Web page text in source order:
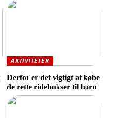
AKTIVITETER
Derfor er det vigtigt at købe
de rette ridebukser til børn